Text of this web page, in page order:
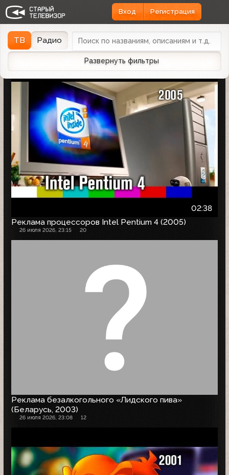
Вход Регистрация
ТВ Радио
Развернуть фильтры
Найдено 1166 записей Дата эфираДата заливки
02:38
Реклама процессоров Intel Pentium 4 (2005)
26 июля 2026, 23:15 20
Реклама безалкогольного «Лидского пива»
(Беларусь, 2003)
26 июля 2026, 23:08 12